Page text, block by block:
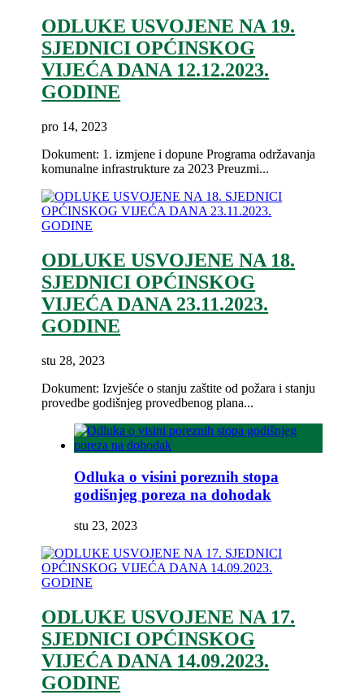
ODLUKE USVOJENE NA 19.
SJEDNICI OPĆINSKOG
VIJEĆA DANA 12.12.2023.
GODINE
pro 14, 2023
Dokument: 1. izmjene i dopune Programa održavanja
komunalne infrastrukture za 2023 Preuzmi...
ODLUKE USVOJENE NA 18.
SJEDNICI OPĆINSKOG
VIJEĆA DANA 23.11.2023.
GODINE
stu 28, 2023
Dokument: Izvješće o stanju zaštite od požara i stanju
provedbe godišnjeg provedbenog plana...
Odluka o visini poreznih stopa
godišnjeg poreza na dohodak
stu 23, 2023
ODLUKE USVOJENE NA 17.
SJEDNICI OPĆINSKOG
VIJEĆA DANA 14.09.2023.
GODINE